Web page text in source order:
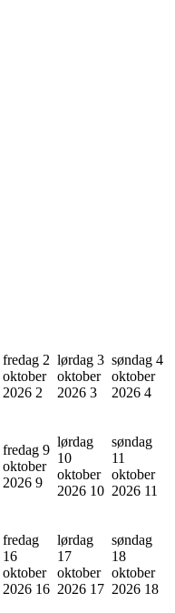
fredag 2
oktober
2026 2
lørdag 3
oktober
2026 3
søndag 4
oktober
2026 4
fredag 9
oktober
2026 9
lørdag
10
oktober
2026 10
søndag
11
oktober
2026 11
fredag
16
oktober
2026 16
lørdag
17
oktober
2026 17
søndag
18
oktober
2026 18